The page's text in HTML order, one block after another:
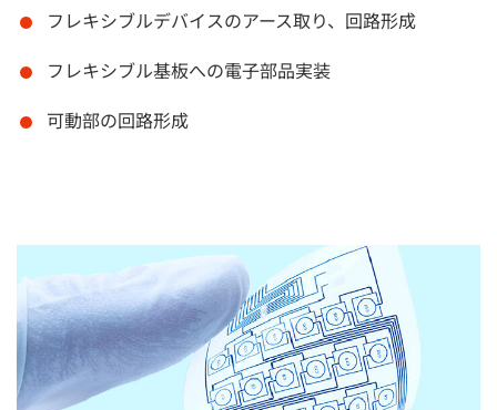
フレキシブルデバイスのアース取り、回路形成
フレキシブル基板への電子部品実装
可動部の回路形成